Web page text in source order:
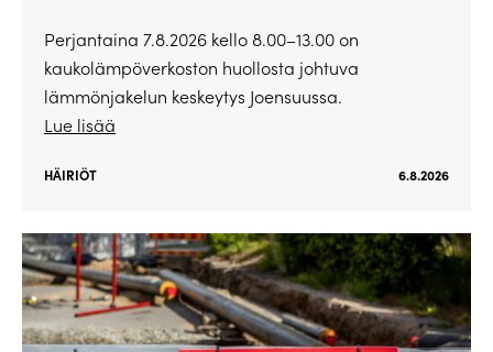
Perjantaina 7.8.2026 kello 8.00–13.00 on
kaukolämpöverkoston huollosta johtuva
lämmönjakelun keskeytys Joensuussa.
Lue lisää
HÄIRIÖT 6.8.2026